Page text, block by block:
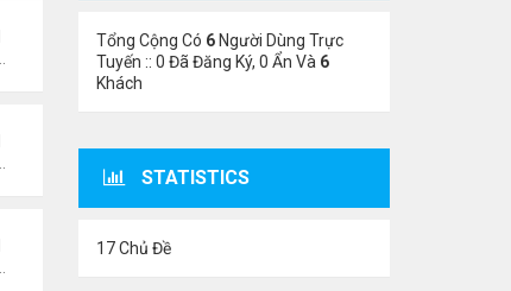
Tổng Cộng Có 6Người Dùng Trực
Tuyến :: 0 Đã Đăng Ký, 0 Ẩn Và 6
Khách
STATISTICS
17 Chủ Đề